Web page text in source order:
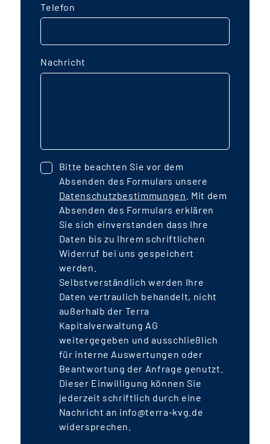
Telefon
Nachricht
Bitte beachten Sie vor dem
Absenden des Formulars unsere
Datenschutzbestimmungen . Mit dem
Absenden des Formulars erklären
Sie sich einverstanden dass Ihre
Daten bis zu Ihrem schriftlichen
Widerruf bei uns gespeichert
werden.
Selbstverständlich werden Ihre
Daten vertraulich behandelt, nicht
außerhalb der Terra
Kapitalverwaltung AG
weitergegeben und ausschließlich
für interne Auswertungen oder
Beantwortung der Anfrage genutzt.
Dieser Einwilligung können Sie
jederzeit schriftlich durch eine
Nachricht an info@terra-kvg.de
widersprechen.